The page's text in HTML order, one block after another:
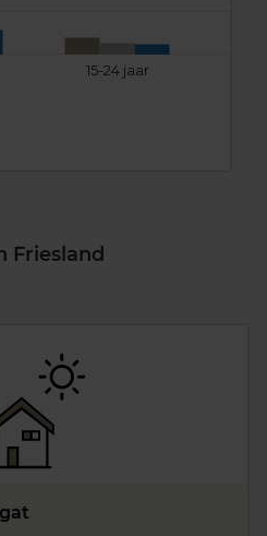
15-24 jaar
Friesland